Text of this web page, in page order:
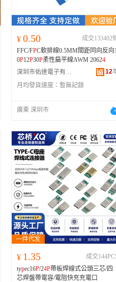
¥ 0.50
成交133402
FFC/FPC軟排線0.5MM間距同向反向
0P12P30P柔性扁平線AWM 20624
深圳市佑達電子有限公司
12
月均發貨速度： 暫無記錄
廣東 深圳市
¥ 1.35
成交
typec16P/24P帶板焊線式公頭三芯/四
芯焊盤帶電容/電阻快充充電口